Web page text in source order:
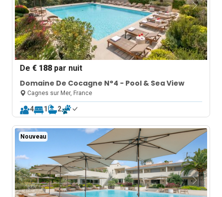
De€ 188 par nuit
Domaine De Cocagne N°4 - Pool & Sea View
Cagnes sur Mer, France
4 1 2
Nouveau